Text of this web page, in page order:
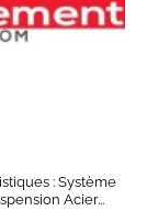
: Système
Acier...